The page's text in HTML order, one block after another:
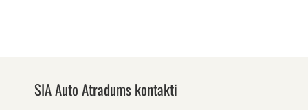
SIA Auto Atradums kontakti